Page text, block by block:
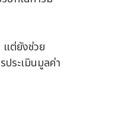
ต่ยังช่วย
ประเมินมูลค่า